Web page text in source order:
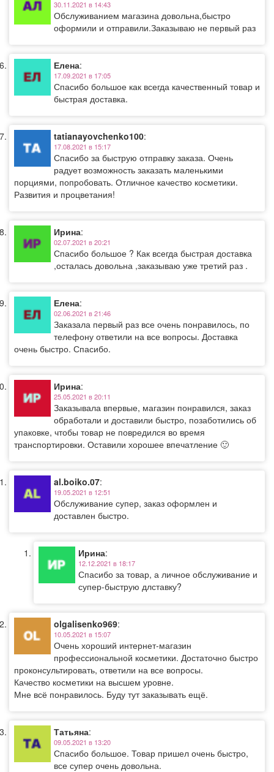
30.11.2021 в 14:43
Обслуживанием магазина довольна,быстро
оформили и отправили.Заказываю не первый раз
Елена:
17.09.2021 в 17:05
Спасибо большое как всегда качественный товар и
быстрая доставка.
tatianayovchenko100:
17.08.2021 в 15:17
Спасибо за быструю отправку заказа. Очень
радует возможность заказать маленькими
порциями, попробовать. Отличное качество косметики.
Развития и процветания!
Ирина:
02.07.2021 в 20:21
Спасибо большое ? Как всегда быстрая доставка
,осталась довольна ,заказываю уже третий раз .
Елена:
02.06.2021 в 21:46
Заказала первый раз все очень понравилось, по
телефону ответили на все вопросы. Доставка
очень быстро. Спасибо.
Ирина:
25.05.2021 в 20:11
Заказывала впервые, магазин понравился, заказ
обработали и доставили быстро, позаботились об
упаковке, чтобы товар не повредился во время
транспортировки. Оставили хорошее впечатление 🙂
al.boiko.07:
19.05.2021 в 12:51
Обслуживание супер, заказ оформлен и
доставлен быстро.
Ирина:
12.12.2021 в 18:17
Спасибо за товар, а личное обслуживание и
супер-быструю длставку?
olgalisenko969:
10.05.2021 в 15:07
Очень хороший интернет-магазин
профессиональной косметики. Достаточно быстро
проконсультировать, ответили на все вопросы.
Качество косметики на высшем уровне.
Мне всё понравилось. Буду тут заказывать ещё.
Татьяна:
09.05.2021 в 13:20
Спасибо большое. Товар пришел очень быстро,
все супер очень довольна.